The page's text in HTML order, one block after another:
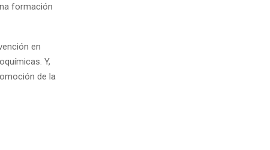
formación
en
Y,
de la